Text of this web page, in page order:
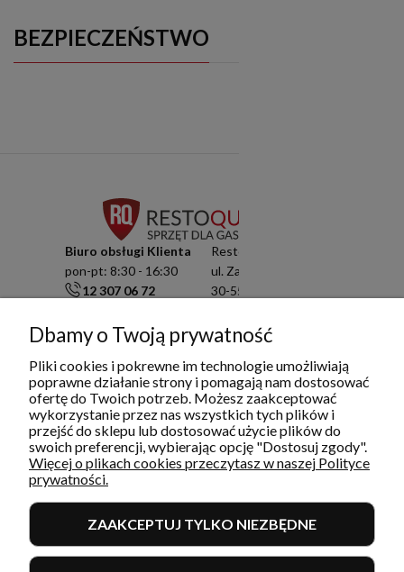
BEZPIECZEŃSTWO
Biuro obsługi Klienta
pon-pt: 8:30 - 16:30
12 307 06 72
info@restoquality.pl
Serwis
pon-pt: 8:30 - 16:30
577 609 633
serwis@restoquality.pl
Resto Quality Sp. z o.o.
ul. Zamknięta 10/1.5
30-554 Kraków
KRS: 0000511822
INFORMACJE
Dbamy o Twoją prywatność
Pliki cookies i pokrewne im technologie umożliwiają
poprawne działanie strony i pomagają nam dostosować
ofertę do Twoich potrzeb. Możesz zaakceptować
wykorzystanie przez nas wszystkich tych plików i
przejść do sklepu lub dostosować użycie plików do
swoich preferencji, wybierając opcję "Dostosuj zgody".
Więcej o plikach cookies przeczytasz w naszej Polityce
prywatności.
ZAAKCEPTUJ TYLKO NIEZBĘDNE